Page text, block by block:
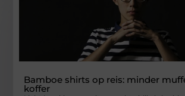
Bamboe shirts op reis: minder
koffer